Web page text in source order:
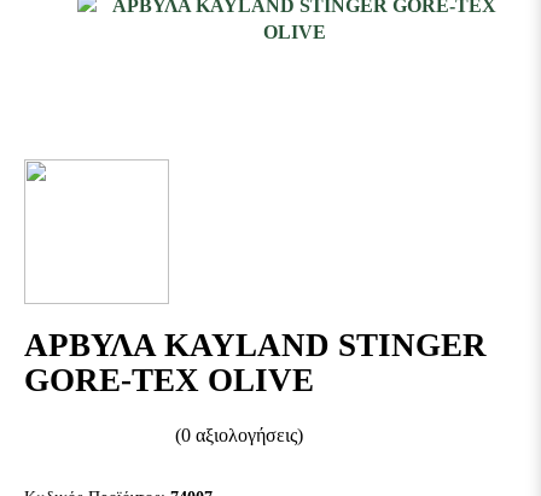
ΑΡΒΥΛΑ KAYLAND STINGER
GORE-TEX OLIVE
(0 αξιολογήσεις)